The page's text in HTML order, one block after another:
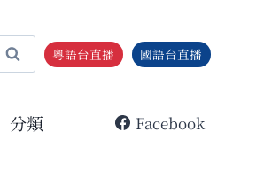
粵語台直播 國語台直播
分類 Facebook